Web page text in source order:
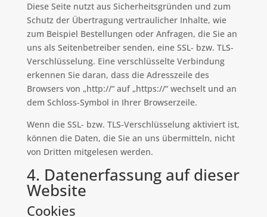
Diese Seite nutzt aus Sicherheitsgründen und zum
Schutz der Übertragung vertraulicher Inhalte, wie
zum Beispiel Bestellungen oder Anfragen, die Sie an
uns als Seitenbetreiber senden, eine SSL- bzw. TLS-
Verschlüsselung. Eine verschlüsselte Verbindung
erkennen Sie daran, dass die Adresszeile des
Browsers von „http://“ auf „https://“ wechselt und an
dem Schloss-Symbol in Ihrer Browserzeile.
Wenn die SSL- bzw. TLS-Verschlüsselung aktiviert ist,
können die Daten, die Sie an uns übermitteln, nicht
von Dritten mitgelesen werden.
4. Datenerfassung auf dieser
Website
Cookies